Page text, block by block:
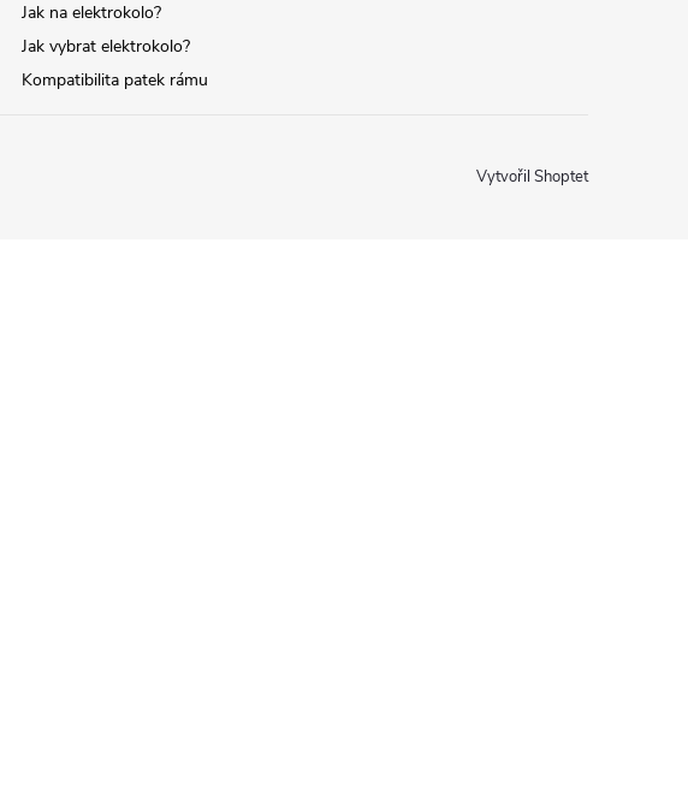
Jak na elektrokolo?
Jak vybrat elektrokolo?
Kompatibilita patek rámu
Vytvořil Shoptet